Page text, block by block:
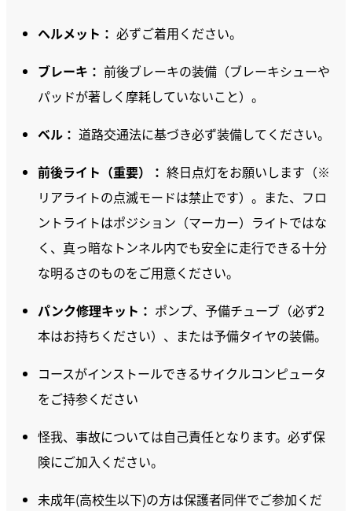
ヘルメット： 必ずご着用ください。
ブレーキ： 前後ブレーキの装備（ブレーキシューや
パッドが著しく摩耗していないこと）。
ベル： 道路交通法に基づき必ず装備してください。
前後ライト（重要）： 終日点灯をお願いします（※
リアライトの点滅モードは禁止です）。また、フロ
ントライトはポジション（マーカー）ライトではな
く、真っ暗なトンネル内でも安全に走行できる十分
な明るさのものをご用意ください。
パンク修理キット： ポンプ、予備チューブ（必ず2
本はお持ちください）、または予備タイヤの装備。
コースがインストールできるサイクルコンピュータ
をご持参ください
怪我、事故については自己責任となります。必ず保
険にご加入ください。
未成年(高校生以下)の方は保護者同伴でご参加くだ